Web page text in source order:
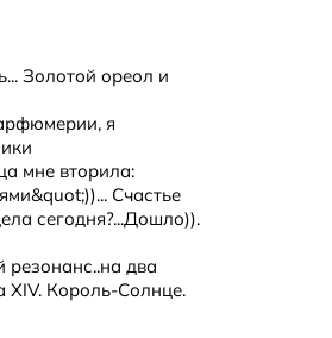
Золотой ореол и
я
мне вторила:
Счастье
сегодня?...Дошло)).
два
Король-Солнце.